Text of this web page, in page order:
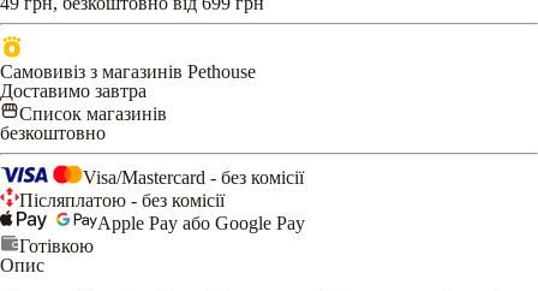
Самовивіз з магазинів Pethouse
Доставимо завтра
Список магазинів
безкоштовно
Visa/Mastercard - без комісії
Післяплатою - без комісії
Apple Pay або Google Pay
Готівкою
Опис